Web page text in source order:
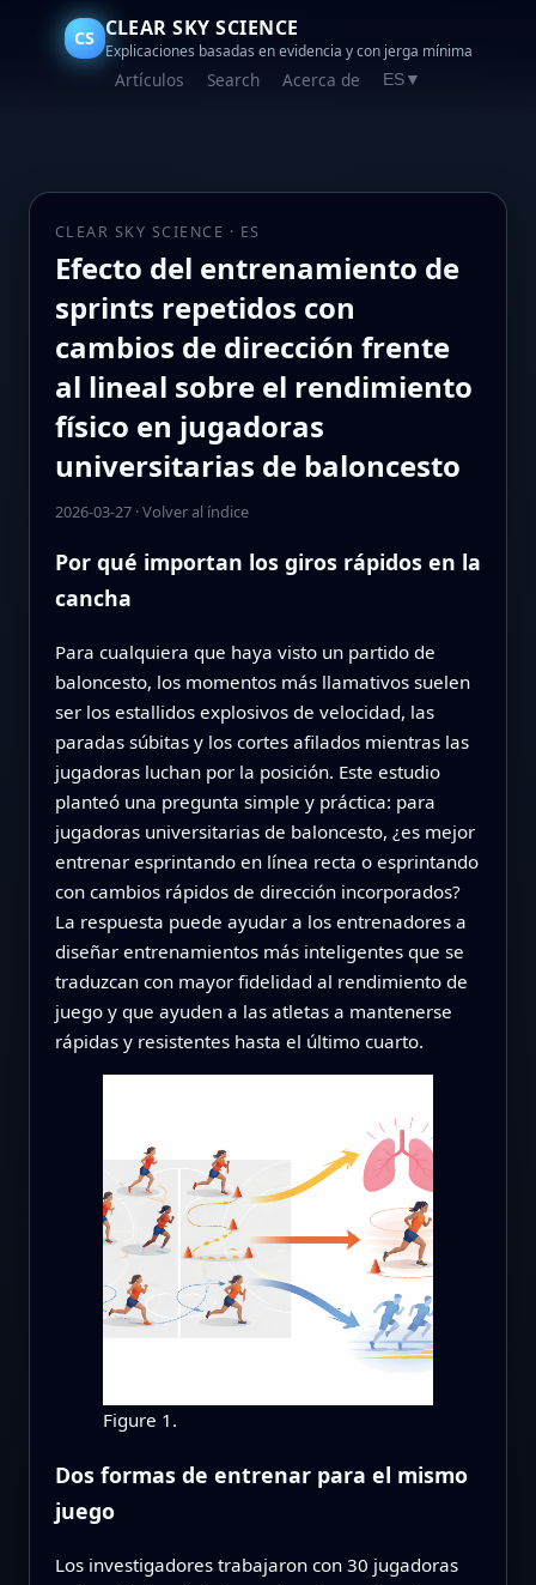
CS CLEAR SKY SCIENCE
Explicaciones basadas en evidencia y con jerga mínima
Artículos Search Acerca de ES ▼
CLEAR SKY SCIENCE · ES
Efecto del entrenamiento de
sprints repetidos con
cambios de dirección frente
al lineal sobre el rendimiento
físico en jugadoras
universitarias de baloncesto
2026-03-27·Volver al índice
Por qué importan los giros rápidos en la
cancha
Para cualquiera que haya visto un partido de
baloncesto, los momentos más llamativos suelen
ser los estallidos explosivos de velocidad, las
paradas súbitas y los cortes afilados mientras las
jugadoras luchan por la posición. Este estudio
planteó una pregunta simple y práctica: para
jugadoras universitarias de baloncesto, ¿es mejor
entrenar esprintando en línea recta o esprintando
con cambios rápidos de dirección incorporados?
La respuesta puede ayudar a los entrenadores a
diseñar entrenamientos más inteligentes que se
traduzcan con mayor fidelidad al rendimiento de
juego y que ayuden a las atletas a mantenerse
rápidas y resistentes hasta el último cuarto.
Figure 1.
Dos formas de entrenar para el mismo
juego
Los investigadores trabajaron con 30 jugadoras